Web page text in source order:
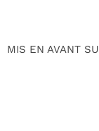
MIS EN AVANT